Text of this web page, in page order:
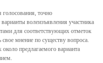
и территорий от
безопасности
точно
волеизъявления участника
для соответствующих отметок
свое мнение по существу вопроса.
предлагаемого варианта